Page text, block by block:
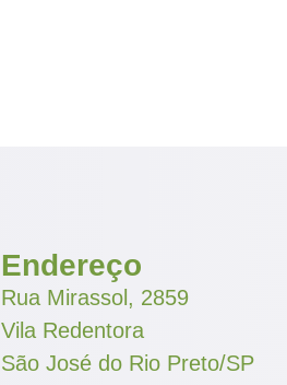
Endereço
Rua Mirassol, 2859
Vila Redentora
São José do Rio Preto/SP